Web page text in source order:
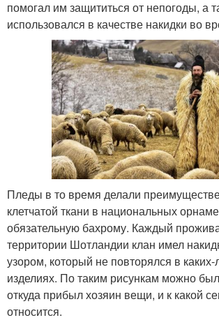
помогал им защититься от непогоды, а
использовался в качестве накидки во
Пледы в то время делали
клетчатой ткани в национальных
обязательную бахрому. Каждый
территории Шотландии клан имел
узором, который не повторялся в каких-
изделиях. По таким рисункам можно
откуда прибыл хозяин вещи, и к какой
относится.